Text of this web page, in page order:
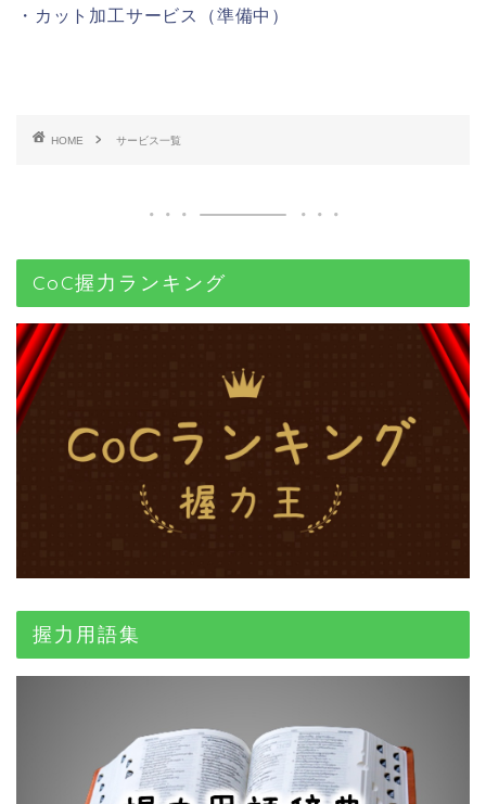
・カット加工サービス（準備中）
HOME サービス一覧
CoC握力ランキング
握力用語集